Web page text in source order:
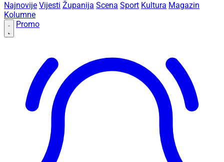
Najnovije Vijesti Županija Scena Sport Kultura Magazin
Kolumne
Promo